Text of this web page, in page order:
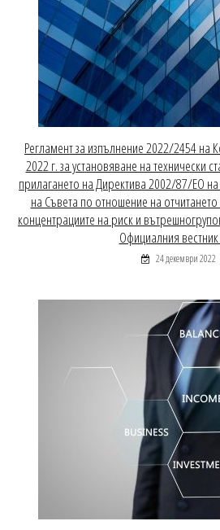
Регламент за изпълнение 2022/2454 на
2022 г. за установяване на технически
прилагането на Директива 2002/87/ЕО
на Съвета по отношение на
концентрациите на риск и
Официалния
24 декември 2022